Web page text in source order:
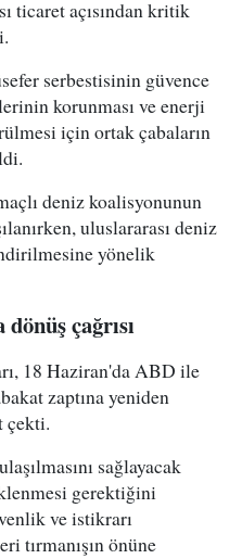
ticaret açısından kritik
serbestisinin güvence
korunması ve enerji
için ortak çabaların
deniz koalisyonunun
uluslararası deniz
yönelik
çağrısı
18 Haziran'da ABD ile
zaptına yeniden
çekti.
sağlayacak
gerektiğini
ve istikrarı
tırmanışın önüne